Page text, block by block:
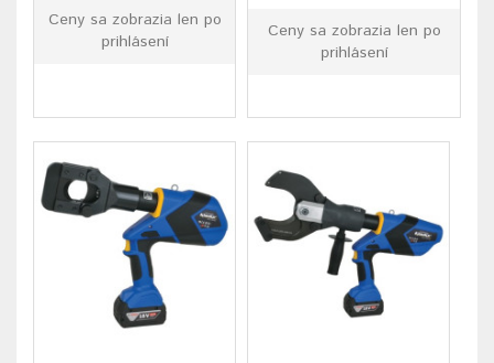
Ceny sa zobrazia len po
prihlásení
Ceny sa zobrazia len po
prihlásení